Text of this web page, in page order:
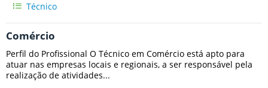
Técnico
Comércio
Perfil do Profissional O Técnico em Comércio está apto para
atuar nas empresas locais e regionais, a ser responsável pela
realização de atividades...